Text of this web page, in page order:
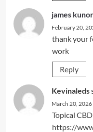
james kunor
February 20,
thank your
work
Reply
Kevinaleds
March 20, 2026
Topical CBD
https://